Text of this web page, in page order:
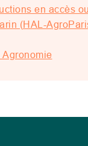
en accès
(HAL-
Agronomie